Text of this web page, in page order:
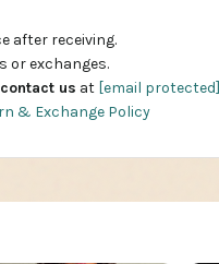
after receiving.
or exchanges.
us at [email protected]
& Exchange Policy